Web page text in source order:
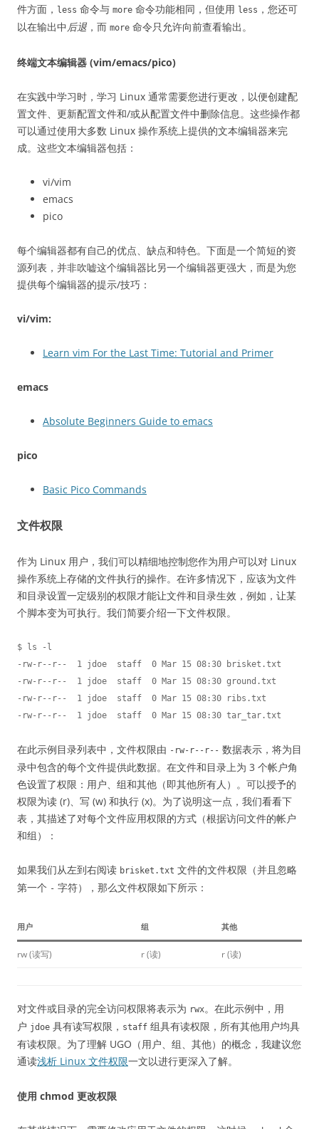
件方面， less 命令与 more 命令功能相同，但使用 less ，您还可
以在输出中 后退 ，而 more 命令只允许向前查看输出。
终端文本编辑器 (vim/emacs/pico)
在实践中学习时，学习 Linux 通常需要您进行更改，以便创建配
置文件、更新配置文件和/或从配置文件中删除信息。这些操作都
可以通过使用大多数 Linux 操作系统上提供的文本编辑器来完
成。这些文本编辑器包括：
vi/vim
emacs
pico
每个编辑器都有自己的优点、缺点和特色。下面是一个简短的资
源列表，并非吹嘘这个编辑器比另一个编辑器更强大，而是为您
提供每个编辑器的提示/技巧：
vi/vim:
Learn vim For the Last Time: Tutorial and Primer
emacs
Absolute Beginners Guide to emacs
pico
Basic Pico Commands
文件权限
作为 Linux 用户，我们可以精细地控制您作为用户可以对 Linux
操作系统上存储的文件执行的操作。在许多情况下，应该为文件
和目录设置一定级别的权限才能让文件和目录生效，例如，让某
个脚本变为可执行。我们简要介绍一下文件权限。
$ ls -l
-rw-r--r--  1 jdoe  staff  0 Mar 15 08:30 brisket.txt
-rw-r--r--  1 jdoe  staff  0 Mar 15 08:30 ground.txt
-rw-r--r--  1 jdoe  staff  0 Mar 15 08:30 ribs.txt
在此示例目录列表中，文件权限由 -rw-r--r-- 数据表示，将为目
录中包含的每个文件提供此数据。在文件和目录上为 3 个帐户角
色设置了权限：用户、组和其他（即其他所有人）。可以授予的
权限为读 (r)、写 (w) 和执行 (x)。为了说明这一点，我们看看下
表，其描述了对每个文件应用权限的方式（根据访问文件的帐户
和组）：
如果我们从左到右阅读 brisket.txt 文件的文件权限（并且忽略
第一个 - 字符），那么文件权限如下所示：
用户 组 其他
rw (读写) r (读) r (读)
对文件或目录的完全访问权限将表示为 rwx。在此示例中，用
户 jdoe 具有读写权限， staff 组具有读权限，所有其他用户均具
有读权限。为了理解 UGO（用户、组、其他）的概念，我建议您
通读浅析 Linux 文件权限一文以进行更深入了解。
使用 chmod 更改权限